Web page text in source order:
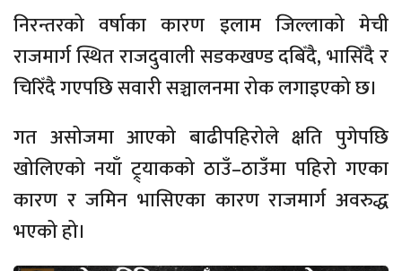
निरन्तरको वर्षाका कारण इलाम जिल्लाको मेची
राजमार्ग स्थित राजदुवाली सडकखण्ड दबिँदै, भासिँदै र
चिरिँदै गएपछि सवारी सञ्चालनमा रोक लगाइएको छ।
गत असोजमा आएको बाढीपहिरोले क्षति पुगेपछि
खोलिएको नयाँ ट्र्याकको ठाउँ–ठाउँमा पहिरो गएका
कारण र जमिन भासिएका कारण राजमार्ग अवरुद्ध
भएको हो।